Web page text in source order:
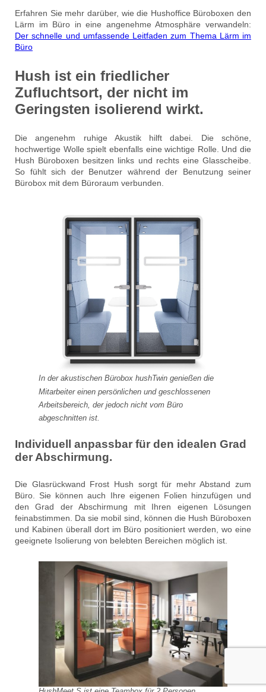
Erfahren Sie mehr darüber, wie die Hushoffice Büroboxen den
Lärm im Büro in eine angenehme Atmosphäre verwandeln:
Der schnelle und umfassende Leitfaden zum Thema Lärm im
Büro
Hush ist ein friedlicher
Zufluchtsort, der nicht im
Geringsten isolierend wirkt.
Die angenehm ruhige Akustik hilft dabei. Die schöne,
hochwertige Wolle spielt ebenfalls eine wichtige Rolle. Und die
Hush Büroboxen besitzen links und rechts eine Glasscheibe.
So fühlt sich der Benutzer während der Benutzung seiner
Bürobox mit dem Büroraum verbunden.
In der akustischen Bürobox hushTwin genießen die
Mitarbeiter einen persönlichen und geschlossenen
Arbeitsbereich, der jedoch nicht vom Büro
abgeschnitten ist.
Individuell anpassbar für den idealen Grad
der Abschirmung.
Die Glasrückwand Frost Hush sorgt für mehr Abstand zum
Büro. Sie können auch Ihre eigenen Folien hinzufügen und
den Grad der Abschirmung mit Ihren eigenen Lösungen
feinabstimmen. Da sie mobil sind, können die Hush Büroboxen
und Kabinen überall dort im Büro positioniert werden, wo eine
geeignete Isolierung von belebten Bereichen möglich ist.